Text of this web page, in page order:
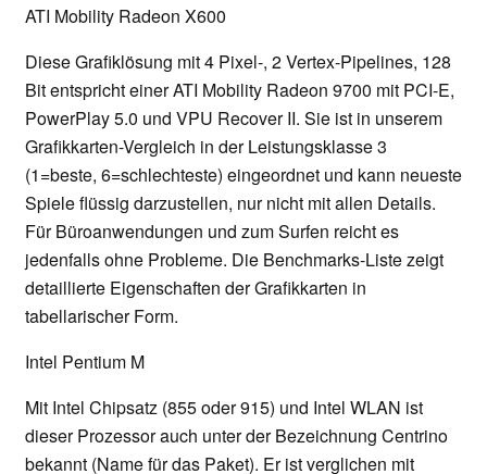
ATI Mobility Radeon X600
Diese Grafiklösung mit 4 Pixel-, 2 Vertex-Pipelines, 128
Bit entspricht einer ATI Mobility Radeon 9700 mit PCI-E,
PowerPlay 5.0 und VPU Recover II. Sie ist in unserem
Grafikkarten-Vergleich in der Leistungsklasse 3
(1=beste, 6=schlechteste) eingeordnet und kann neueste
Spiele flüssig darzustellen, nur nicht mit allen Details.
Für Büroanwendungen und zum Surfen reicht es
jedenfalls ohne Probleme. Die Benchmarks-Liste zeigt
detaillierte Eigenschaften der Grafikkarten in
tabellarischer Form.
Intel Pentium M
Mit Intel Chipsatz (855 oder 915) und Intel WLAN ist
dieser Prozessor auch unter der Bezeichnung Centrino
bekannt (Name für das Paket). Er ist verglichen mit